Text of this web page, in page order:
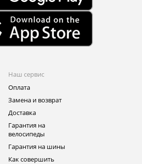
Наш сервис
Оплата
Замена и возврат
Доставка
Гарантия на
велосипеды
Гарантия на шины
Как совершить